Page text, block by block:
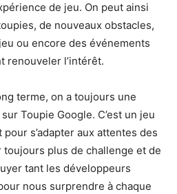
de jeu. On peut ainsi
de nouveaux obstacles,
ou encore des événements
renouveler l’intérêt.
terme, on a toujours une
Toupie Google. C’est un jeu
s’adapter aux attentes des
plus de challenge et de
tant les développeurs
nous surprendre à chaque